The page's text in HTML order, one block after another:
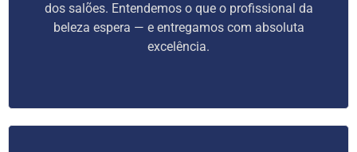
dos salões. Entendemos o que o profissional da
beleza espera — e entregamos com absoluta
excelência.